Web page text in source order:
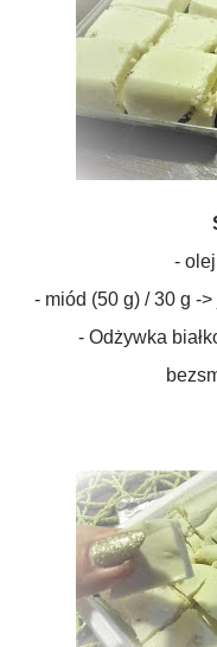
-
- miód (50 g) / 30 g ->
- Odżywka białkowa WPC (u mnie naturalna,